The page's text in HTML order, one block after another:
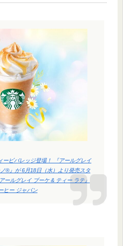
ービバレッジ登場！ 『アールグレイ
®』が 6月18日（水）より発売スタ
ールグレイ ブーケ & ティー ラテ』
ヒー ジャパン